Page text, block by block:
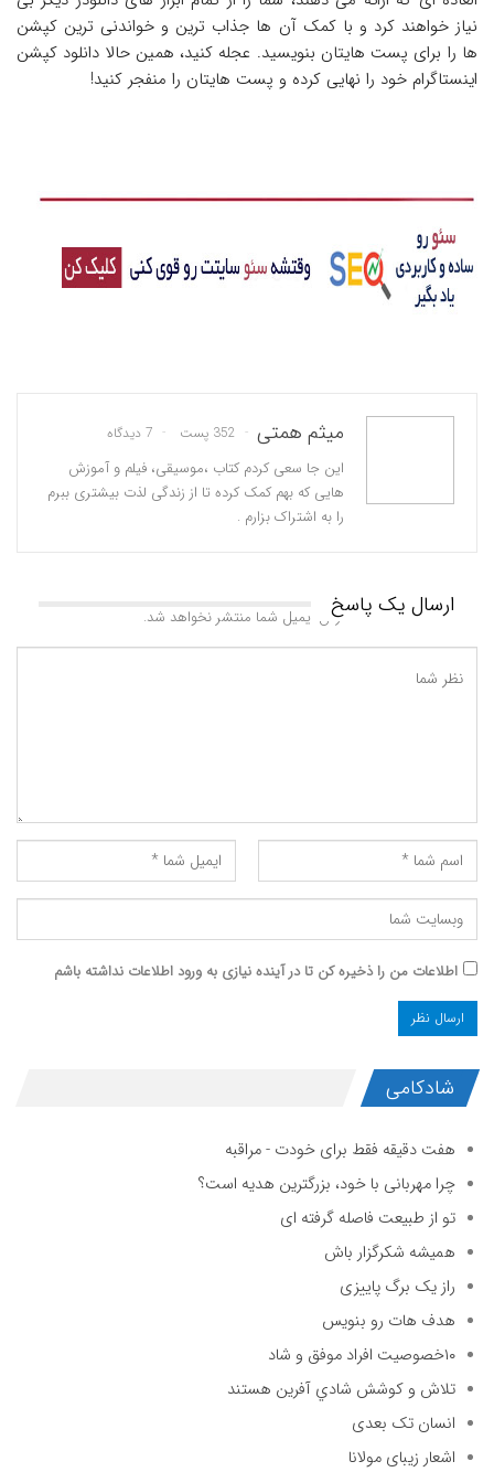
نیاز خواهند کرد و با کمک آن ها جذاب ترین و خواندنی ترین کپشن
ها را برای پست هایتان بنویسید. عجله کنید، همین حالا دانلود کپشن
اینستاگرام خود را نهایی کرده و پست ‌هایتان را منفجر کنید!
میثم همتی 352 پست 7 دیدگاه
این جا سعی کردم کتاب ،موسیقی، فیلم و آموزش
هایی که بهم کمک کرده تا از زندگی لذت بیشتری ببرم
را به اشتراک بزارم .
ارسال یک پاسخآدرس ایمیل شما منتشر نخواهد شد.
اطلاعات من را ذخیره کن تا در آینده نیازی به ورود اطلاعات نداشته باشم
شادکامی
هفت دقیقه فقط برای خودت - مراقبه
چرا مهربانی با خود، بزرگترین هدیه است؟
تو از طبیعت فاصله گرفته ای
همیشه شکرگزار باش
راز یک برگ پاییزی
هدف هات رو بنویس
۱۰خصوصیت افراد موفق و شاد
تلاش و كوشش شادي آفرين هستند
انسان تک بعدی
اشعار زیبای مولانا